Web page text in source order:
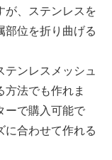
が、ステンレスを
部位を折り曲げる
ンレスメッシュ
方法でも作れま
ーで購入可能で
に合わせて作れる